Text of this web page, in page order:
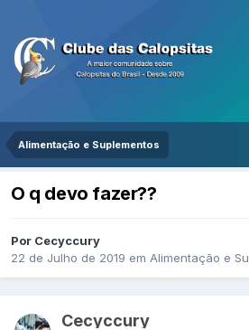
Alimentação e Suplementos
O q devo fazer??
Por Cecyccury
22 de Julho de 2019 em Alimentação e
Cecyccury